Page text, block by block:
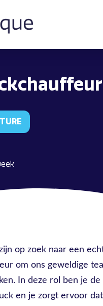
op zoek naar een
om ons geweldige
In deze rol ben je de
en je zorgt ervoor